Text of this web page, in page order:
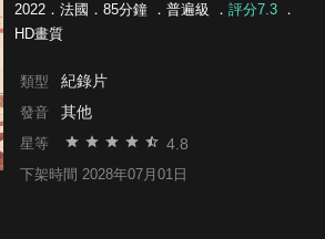
2022．法國．85分鐘 ． 普遍級 ． 評分7.3．
HD畫質
類型 紀錄片
發音 其他
星等 4.8
下架時間 2028年07月01日